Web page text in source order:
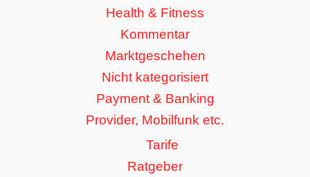
Health & Fitness
Kommentar
Marktgeschehen
Nicht kategorisiert
Payment & Banking
Provider, Mobilfunk etc.
Tarife
Ratgeber